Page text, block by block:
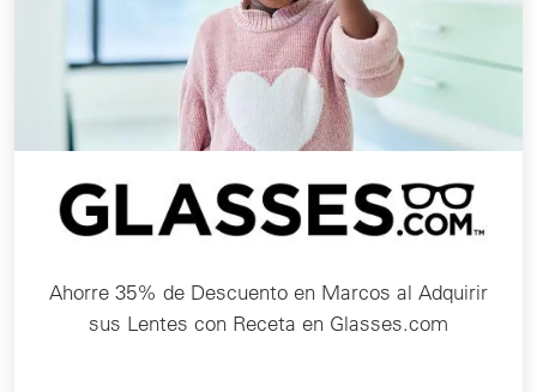
Ahorre 35% de Descuento en Marcos al Adquirir
sus Lentes con Receta en Glasses.com